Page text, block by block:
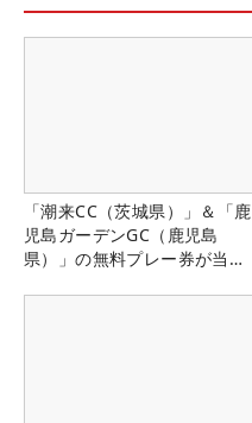
「潮来CC（茨城県）」＆「鹿
児島ガーデンGC（鹿児島
県）」の無料プレー券が当た